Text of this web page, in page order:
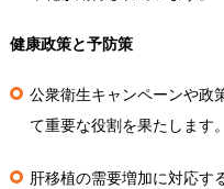
健康政策と予防策
公衆衛生キャンペーンや政
て重要な役割を果たします。
肝移植の需要増加に対応す